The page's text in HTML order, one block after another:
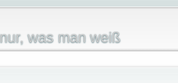
was man weiß